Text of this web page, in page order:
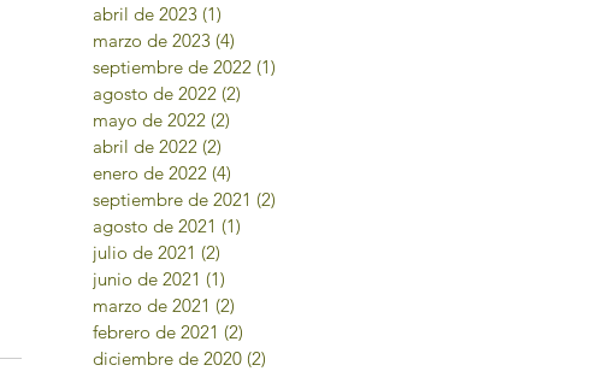
abril de 2023 (1)
marzo de 2023 (4)
septiembre de 2022 (1)
agosto de 2022 (2)
mayo de 2022 (2)
abril de 2022 (2)
enero de 2022 (4)
septiembre de 2021 (2)
agosto de 2021 (1)
julio de 2021 (2)
junio de 2021 (1)
marzo de 2021 (2)
febrero de 2021 (2)
diciembre de 2020 (2)